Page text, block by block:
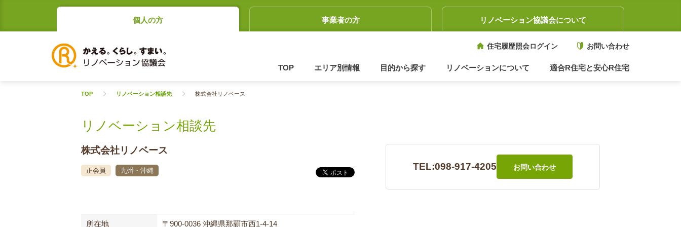
個人の方 事業者の方 リノベーション協議会について
住宅履歴照会ログイン お問い合わせ
TOP エリア別情報 目的から探す リノベーションについて 適合R住宅と安心R住宅
TOP リノベーション相談先 株式会社リノベース
リノベーション相談先
株式会社リノベース
正会員 九州・沖縄 TEL:098-917-4205 お問い合わせ
所在地 〒900-0036 沖縄県那覇市西1-4-14